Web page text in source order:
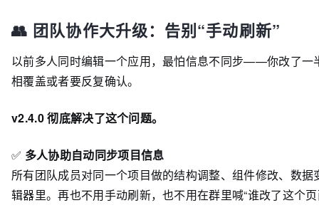
👥 团队协作大升级：告别“手动刷新”
以前多人同时编辑一个应用，最怕信息不同步——你改了一
相覆盖或者要反复确认。
v2.4.0 彻底解决了这个问题。
✅ 多人协助自动同步项目信息
所有团队成员对同一个项目做的结构调整、组件修改、数据
辑器里。再也不用手动刷新，也不用在群里喊“谁改了这个